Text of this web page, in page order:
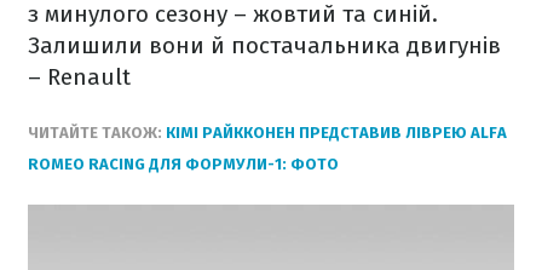
з минулого сезону – жовтий та синій.
Залишили вони й постачальника двигунів
– Renault
ЧИТАЙТЕ ТАКОЖ: КІМІ РАЙККОНЕН ПРЕДСТАВИВ ЛІВРЕЮ ALFA
ROMEO RACING ДЛЯ ФОРМУЛИ-1: ФОТО